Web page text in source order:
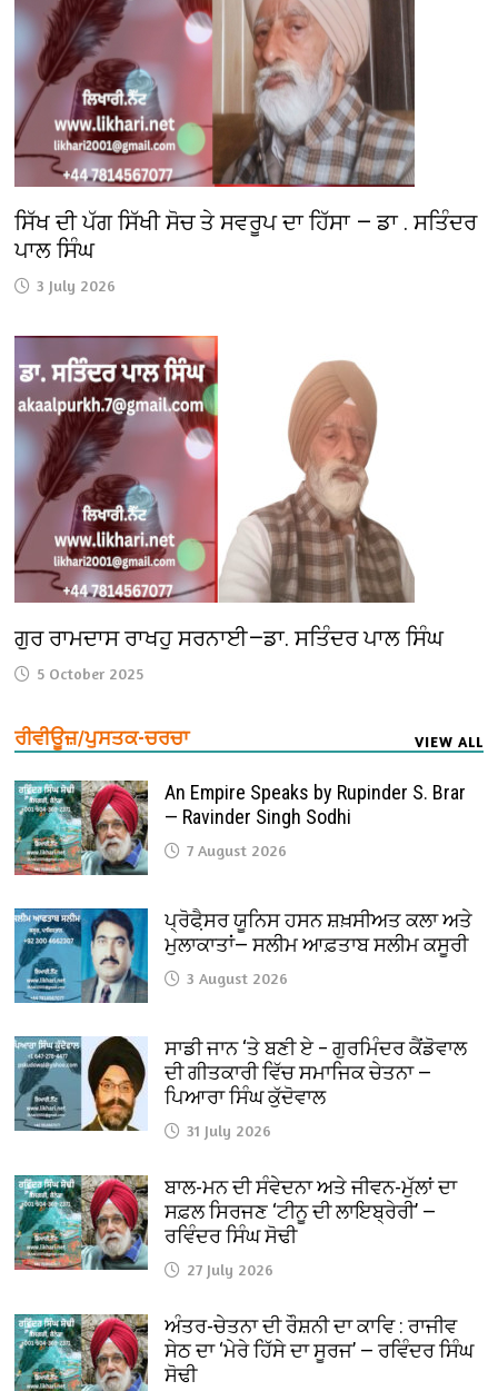
ਸਿੱਖ ਦੀ ਪੱਗ ਸਿੱਖੀ ਸੋਚ ਤੇ ਸਵਰੂਪ ਦਾ ਹਿੱਸਾ — ਡਾ . ਸਤਿੰਦਰ
ਪਾਲ ਸਿੰਘ
3 July 2026
ਗੁਰ ਰਾਮਦਾਸ ਰਾਖਹੁ ਸਰਨਾਈ—ਡਾ. ਸਤਿੰਦਰ ਪਾਲ ਸਿੰਘ
5 October 2025
ਰੀਵੀਊਜ਼/ਪੁਸਤਕ-ਚਰਚਾ VIEW ALL
An Empire Speaks by Rupinder S. Brar
— Ravinder Singh Sodhi
7 August 2026
ਪ੍ਰੋਫੈ਼ਸਰ ਯੂਨਿਸ ਹਸਨ ਸ਼ਖ਼ਸੀਅਤ ਕਲਾ ਅਤੇ
ਮੁਲਾਕਾਤਾਂ— ਸਲੀਮ ਆਫ਼ਤਾਬ ਸਲੀਮ ਕਸੂਰੀ
3 August 2026
ਸਾਡੀ ਜਾਨ ‘ਤੇ ਬਣੀ ਏ – ਗੁਰਮਿੰਦਰ ਕੈਂਡੋਵਾਲ
ਦੀ ਗੀਤਕਾਰੀ ਵਿੱਚ ਸਮਾਜਿਕ ਚੇਤਨਾ —
ਪਿਆਰਾ ਸਿੰਘ ਕੁੱਦੋਵਾਲ
31 July 2026
ਬਾਲ-ਮਨ ਦੀ ਸੰਵੇਦਨਾ ਅਤੇ ਜੀਵਨ-ਮੁੱਲਾਂ ਦਾ
ਸਫ਼ਲ ਸਿਰਜਣ ‘ਟੀਨੂ ਦੀ ਲਾਇਬ੍ਰੇਰੀ’ —
ਰਵਿੰਦਰ ਸਿੰਘ ਸੋਢੀ
27 July 2026
ਅੰਤਰ-ਚੇਤਨਾ ਦੀ ਰੌਸ਼ਨੀ ਦਾ ਕਾਵਿ : ਰਾਜੀਵ
ਸੇਠ ਦਾ ‘ਮੇਰੇ ਹਿੱਸੇ ਦਾ ਸੂਰਜ’ — ਰਵਿੰਦਰ ਸਿੰਘ
ਸੋਢੀ